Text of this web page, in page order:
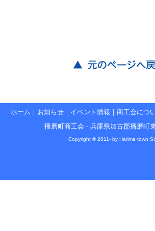
ホーム ｜ お知らせ ｜ イベント情報 ｜ 商工会につ
播磨町商工会 - 兵庫県加古郡播磨町
Copyright © 2011- by Harima town